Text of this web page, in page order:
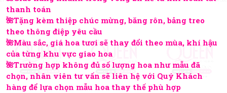
thanh toán
🌺Tặng kèm thiệp chúc mừng, băng rôn, bảng treo
theo thông điệp yêu cầu
🌺Màu sắc, giá hoa tươi sẽ thay đổi theo mùa, khí hậu
của từng khu vực giao hoa
🌺Trường hợp không đủ số lượng hoa như mẫu đã
chọn, nhân viên tư vấn sẽ liên hệ với Quý Khách
hàng để lựa chọn mẫu hoa thay thế phù hợp